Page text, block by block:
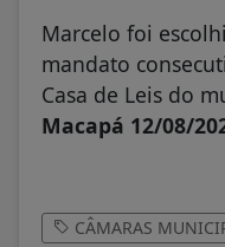
Marcelo foi
mandato
Casa de Leis do
Macapá 12/08/
CÂMARAS